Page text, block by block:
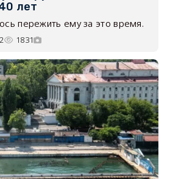
лет
пережить ему за это время.
2 1831